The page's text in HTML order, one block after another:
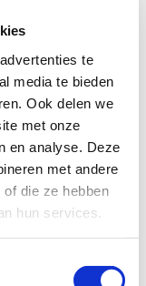
te
media te bieden
Ook delen we
met onze
en analyse. Deze
met andere
die ze hebben
hun services.